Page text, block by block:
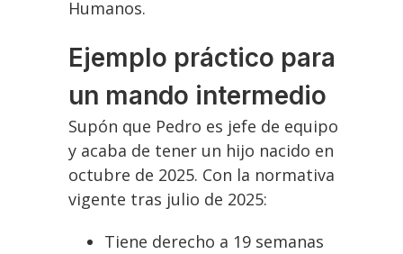
Humanos.
Ejemplo práctico para
un mando intermedio
Supón que Pedro es jefe de equipo
y acaba de tener un hijo nacido en
octubre de 2025. Con la normativa
vigente tras julio de 2025:
Tiene derecho a 19 semanas